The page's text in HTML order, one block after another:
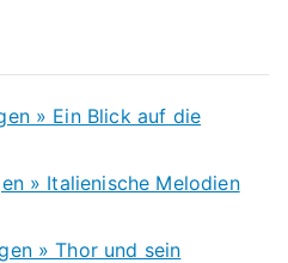
» Ein Blick auf die
» Italienische Melodien
» Thor und sein